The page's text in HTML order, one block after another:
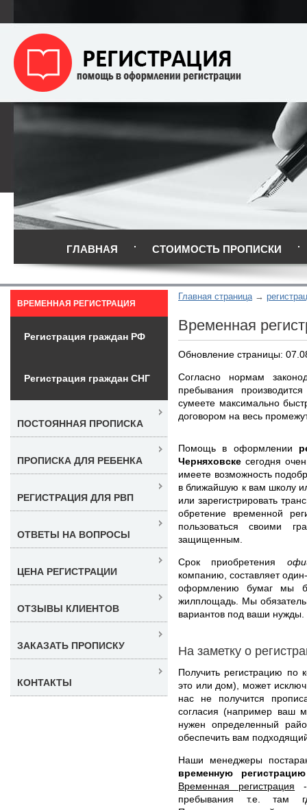
ГЛАВНАЯ СТОИМОСТЬ ПРОПИСКИ
Главная страница
Временная
Обновление страницы:
Согласно нормам
пребывания
сумеете максимально
договором на весь
Помощь в оформлении
Черняховскесегодня
имеете возможность
в ближайшую к вам школу
или зарегистрировать
обретение временной
пользоваться своими
защищенным.
Срок приобретения
компанию, составляет
оформлению бумаг мы
жилплощадь. Мы
вариантов под ваши нужды.
На заметку о
Получить регистрацию по
это или дом), может
нас не получится
согласия (например ваш
нужен определенный
обеспечить вам
Наши менеджеры
временную
Временная регистрация -
пребывания т.е. там
ВРЕМЕННАЯ РЕГИСТРАЦИЯ
Регистрация граждан РФ
Регистрация граждан СНГ
ПОСТОЯННАЯ ПРОПИСКА
ПРОПИСКА ДЛЯ РЕБЕНКА
РЕГИСТРАЦИЯ ДЛЯ РВП
ОТВЕТЫ НА ВОПРОСЫ
ЦЕНА РЕГИСТРАЦИИ
ОТЗЫВЫ КЛИЕНТОВ
ЗАКАЗАТЬ ПРОПИСКУ
КОНТАКТЫ